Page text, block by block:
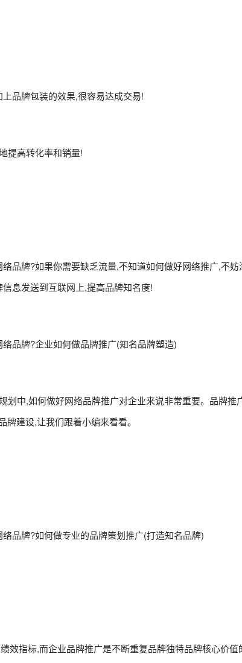
品牌包装的效果,很容易达成交易!
提高转化率和销量!
品牌?如果你需要缺乏流量,不知道如何做好网络推广,不妨
息发送到互联网上,提高品牌知名度!
品牌?企业如何做品牌推广(知名品牌塑造)
中,如何做好网络品牌推广对企业来说非常重要。品牌推
建设,让我们跟着小编来看看。
品牌?如何做专业的品牌策划推广(打造知名品牌)
效指标,而企业品牌推广是不断重复品牌独特品牌核心价值